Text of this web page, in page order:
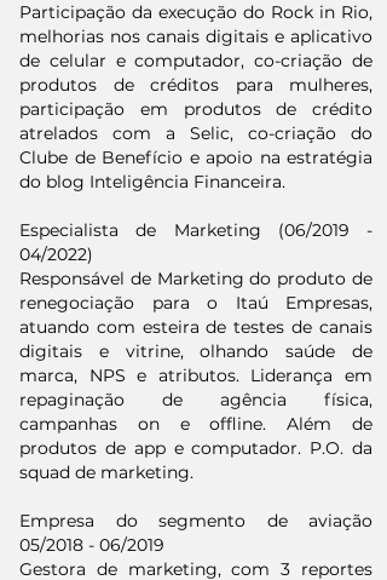
Participação da execução do Rock in Rio,
melhorias nos canais digitais e aplicativo
de celular e computador, co-criação de
produtos de créditos para mulheres,
participação em produtos de crédito
atrelados com a Selic, co-criação do
Clube de Benefício e apoio na estratégia
do blog Inteligência Financeira.
Especialista de Marketing (06/2019 -
04/2022)
Responsável de Marketing do produto de
renegociação para o Itaú Empresas,
atuando com esteira de testes de canais
digitais e vitrine, olhando saúde de
marca, NPS e atributos. Liderança em
repaginação de agência física,
campanhas on e offline. Além de
produtos de app e computador. P.O. da
squad de marketing.
Empresa do segmento de aviação
05/2018 - 06/2019
Gestora de marketing, com 3 reportes